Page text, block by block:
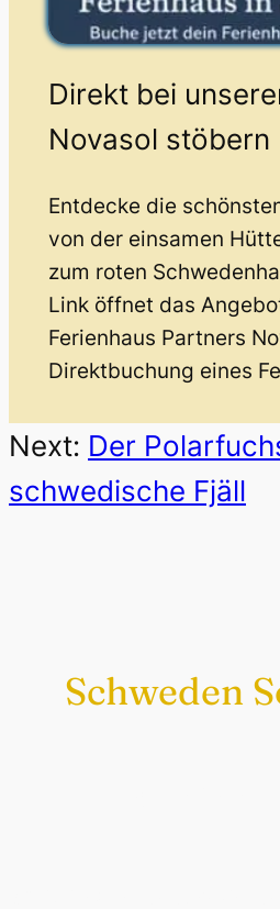
Direkt bei
Novasol stöbern
Entdecke die
von der einsamen
zum roten
Link öffnet das
Ferienhaus Partners
Direktbuchung eines
Next: Der
schwedische Fjäll
Schweden